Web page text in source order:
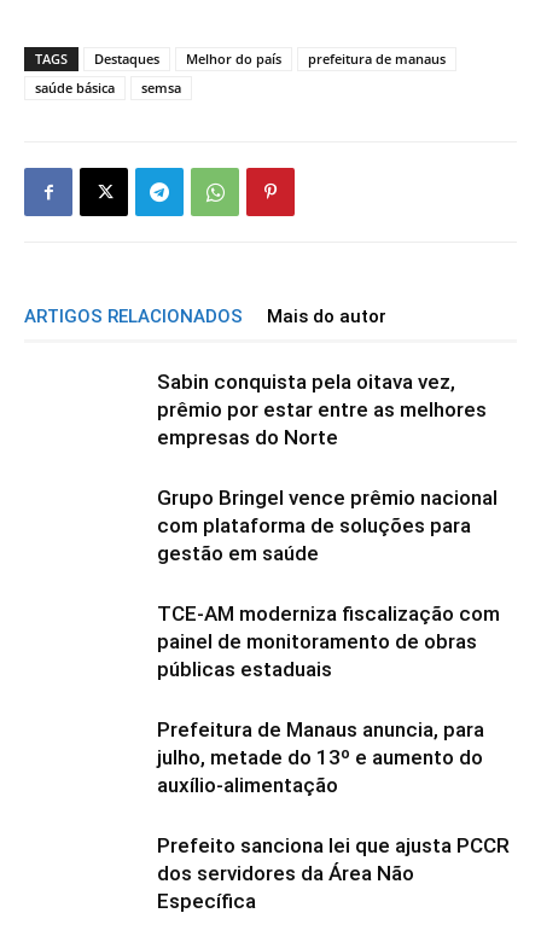
TAGS Destaques Melhor do país
prefeitura de manaus
saúde básica
semsa
ARTIGOS RELACIONADOS Mais do autor
Sabin conquista pela oitava vez,
prêmio por estar entre as melhores
empresas do Norte
Grupo Bringel vence prêmio nacional
com plataforma de soluções para
gestão em saúde
TCE-AM moderniza fiscalização com
painel de monitoramento de obras
públicas estaduais
Prefeitura de Manaus anuncia, para
julho, metade do 13º e aumento do
auxílio-alimentação
Prefeito sanciona lei que ajusta PCCR
dos servidores da Área Não
Específica